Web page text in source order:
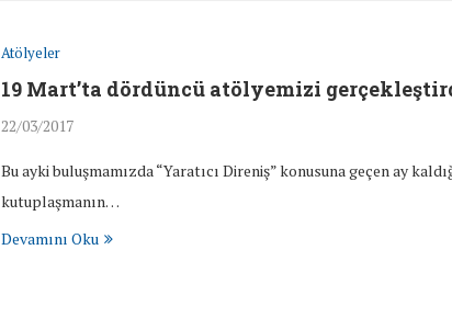
Atölyeler
19 Mart’ta dördüncü atölyemizi
22/03/2017
Bu ayki buluşmamızda “Yaratıcı Direniş” konusuna geçen ay
kutuplaşmanın…
Devamını Oku